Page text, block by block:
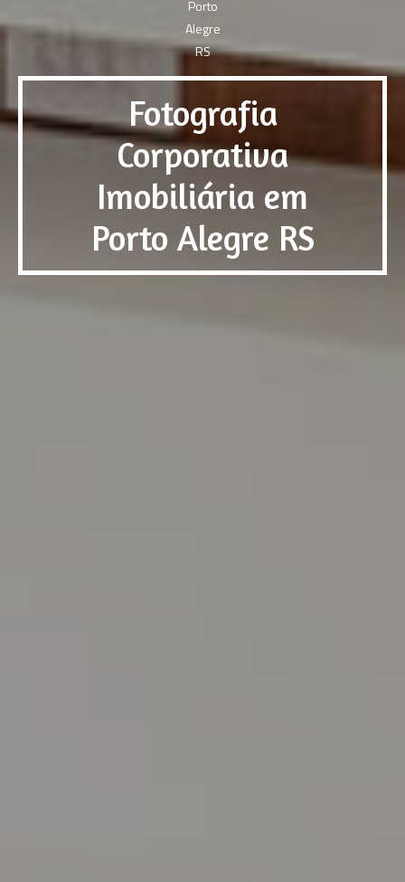
Fotografia
Corporativa
Imobiliária em
Porto Alegre RS